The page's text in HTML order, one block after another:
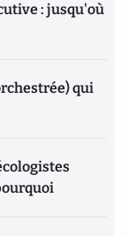
: jusqu'où
qui